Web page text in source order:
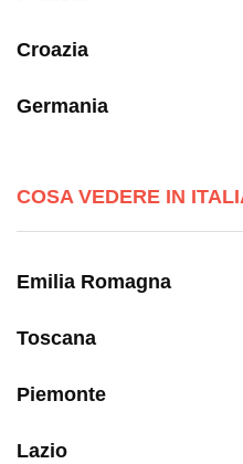
Croazia
Germania
COSA VEDERE IN
Emilia Romagna
Toscana
Piemonte
Lazio